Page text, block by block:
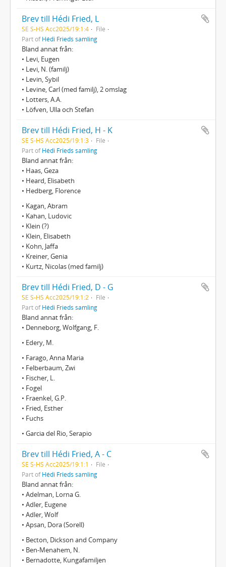
Brev till Hédi Fried, L
SE S-HS Acc2025/19:1:4
File
Part ofHédi Frieds samling
Bland annat från:
• Levi, Eugen
• Levi, N. (familj)
• Levin, Sybil
• Levine, Carl (med familj), 2 omslag
• Lotters, A.A.
• Löfven, Ulla och Stefan
Brev till Hédi Fried, H - K
SE S-HS Acc2025/19:1:3
File
Part ofHédi Frieds samling
Bland annat från:
• Haas, Geza
• Heard, Elisabeth
• Hedberg, Florence
• Kagan, Abram
• Kahan, Ludovic
• Klein (?)
• Klein, Elisabeth
• Kohn, Jaffa
• Kreiner, Genia
• Kurtz, Nicolas (med familj)
Brev till Hédi Fried, D - G
SE S-HS Acc2025/19:1:2
File
Part ofHédi Frieds samling
Bland annat från:
• Denneborg, Wolfgang, F.
• Edery, M.
• Farago, Anna Maria
• Felberbaum, Zwi
• Fischer, L.
• Fogel
• Fraenkel, G.P.
• Fried, Esther
• Fuchs
• Garcia del Rio, Serapio
Brev till Hédi Fried, A - C
SE S-HS Acc2025/19:1:1
File
Part ofHédi Frieds samling
Bland annat från:
• Adelman, Lorna G.
• Adler, Eugene
• Adler, Wolf
• Apsan, Dora (Sorell)
• Becton, Dickson and Company
• Ben-Menahem, N.
• Bernadotte, Kungafamiljen